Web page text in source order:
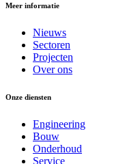
Meer informatie
Nieuws
Sectoren
Projecten
Over ons
Onze diensten
Engineering
Bouw
Onderhoud
Service